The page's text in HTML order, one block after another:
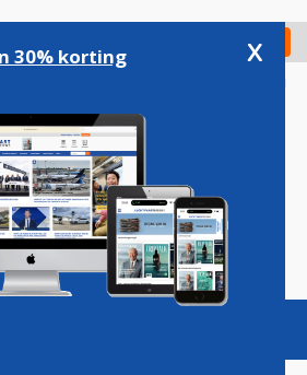
Check in
Podcasts Vacatures
30% korting x